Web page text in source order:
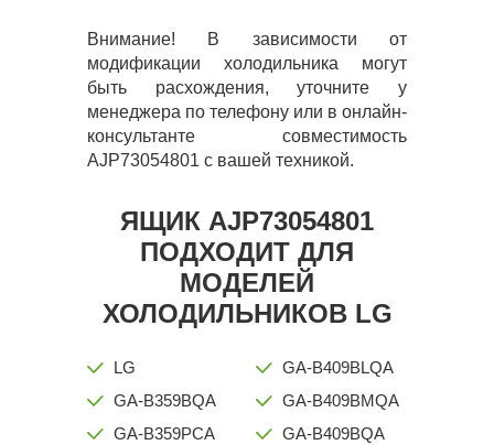
Внимание! В зависимости от
модификации холодильника могут
быть расхождения, уточните у
менеджера по телефону или в онлайн-
консультанте совместимость
AJP73054801 с вашей техникой.
ЯЩИК AJP73054801
ПОДХОДИТ ДЛЯ
МОДЕЛЕЙ
ХОЛОДИЛЬНИКОВ LG
LG
GA-B359BQA
GA-B359PCA
GA-B409BLQA
GA-B409BMQA
GA-B409BQA